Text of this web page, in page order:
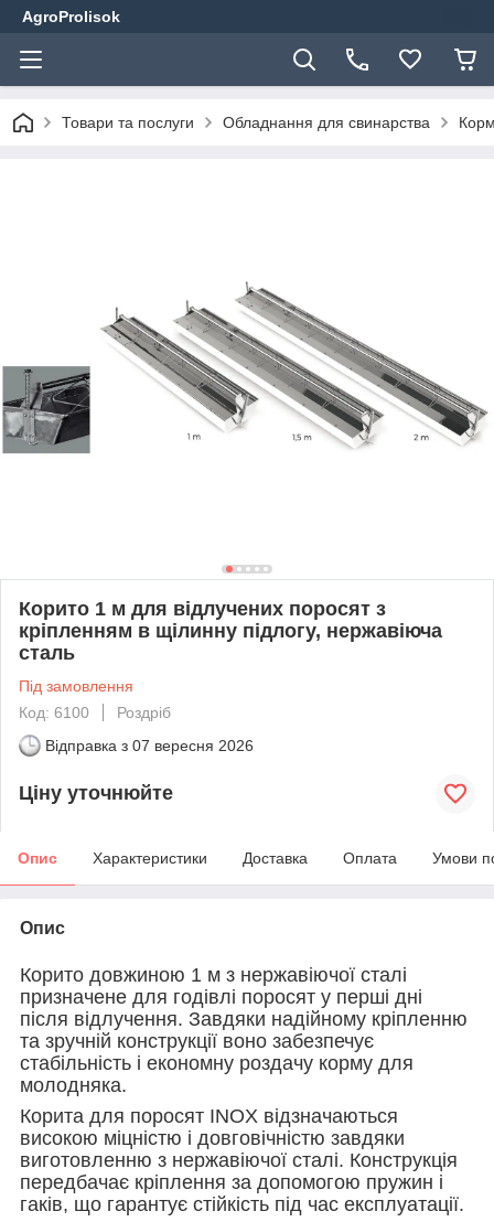
AgroProlisok
Товари та послуги Обладнання для свинарства
Корито 1 м для відлучених поросят з
кріпленням в щілинну підлогу, нержавіюча
сталь
Під замовлення
Код: 6100
Роздріб
Відправка з 07 вересня 2026
Ціну уточнюйте
Опис Характеристики Доставка Оплата Умови
Опис
Корито довжиною 1 м з нержавіючої сталі
призначене для годівлі поросят у перші дні
після відлучення. Завдяки надійному кріпленню
та зручній конструкції воно забезпечує
стабільність і економну роздачу корму для
молодняка.
Корита для поросят INOX відзначаються
високою міцністю і довговічністю завдяки
виготовленню з нержавіючої сталі. Конструкція
передбачає кріплення за допомогою пружин і
гаків, що гарантує стійкість під час експлуатації.